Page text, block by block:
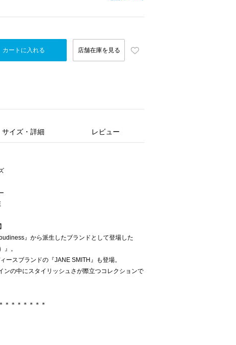
カートに入れる 店舗在庫を見る
サイズ・詳細 レビュー
』から派生したブランドとして登場した
』。
ースブランドの『JANE SMITH』も登場。
ンの中にスタイリッシュさが際立つコレクションで
＊＊＊＊＊＊＊